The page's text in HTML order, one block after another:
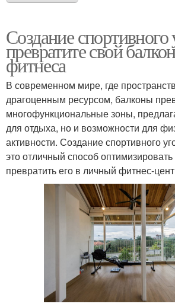
Создание спортивного
превратите свой
фитнеса
В современном мире, где
драгоценным ресурсом, балконы
многофункциональные зоны,
для отдыха, но и возможности для
активности. Создание спортивного
это отличный способ
превратить его в личный фитнес-